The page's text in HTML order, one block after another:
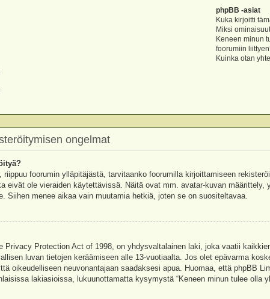
phpBB -asiat
Kuka kirjoitti
Miksi
Keneen minun
foorumiin
Kuinka otan
ongelmat
foorumin ylläpitäjästä, tarvitaanko foorumilla kirjoittamiseen
eivät ole vieraiden käytettävissä. Näitä ovat mm. avatar-kuvan
Siihen menee aikaa vain muutamia hetkiä, joten se on suositeltavaa.
Privacy Protection Act of 1998, on yhdysvaltalainen laki, joka vaatii
luvan tietojen keräämiseen alle 13-vuotiaalta. Jos olet epävarma
oikeudelliseen neuvonantajaan saadaksesi apua. Huomaa, että phpBB
lakiasioissa, lukuunottamatta kysymystä “Keneen minun tulee